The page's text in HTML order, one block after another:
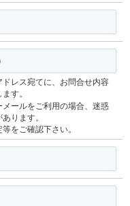
レス宛てに、お問合せ内容
す。
ールをご利用の場合、迷惑
ります。
をご確認下さい。